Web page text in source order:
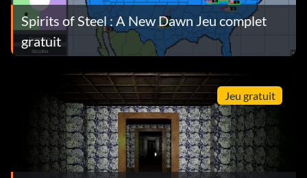
Spirits of Steel : A New Dawn Jeu complet
gratuit
Jeu gratuit